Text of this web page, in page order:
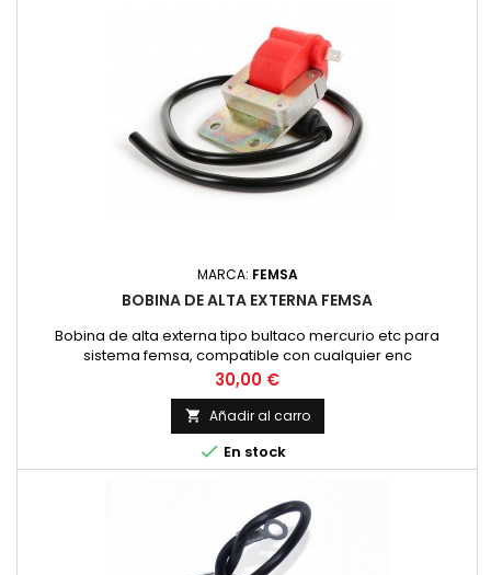
MARCA: FEMSA
BOBINA DE ALTA EXTERNA FEMSA
Bobina de alta externa tipo bultaco mercurio etc para
sistema femsa, compatible con cualquier enc
Precio
30,00 €
 Añadir al carro
 En stock